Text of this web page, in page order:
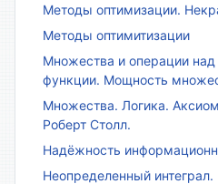
Методы оптимизации.
Методы оптимитизации
Множества и операции
функции. Мощность
Множества. Логика.
Роберт Столл.
Надёжность
Неопределенный